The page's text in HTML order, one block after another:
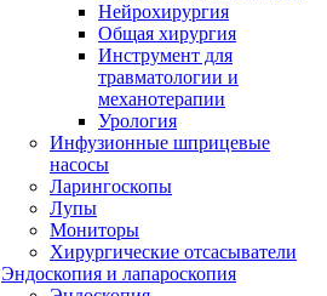
Нейрохирургия
Общая хирургия
Инструмент для
травматологии и
механотерапии
Урология
Инфузионные шприцевые
насосы
Ларингоскопы
Лупы
Мониторы
Хирургические отсасыватели
Эндоскопия и лапароскопия